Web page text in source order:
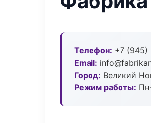
Телефон: +7 (945)
Email:
Город: Великий
Режим работы: